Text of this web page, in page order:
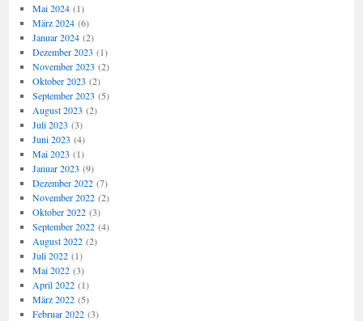
Mai 2024(1)
März 2024(6)
Januar 2024(2)
Dezember 2023 (1)
November 2023 (2)
Oktober 2023 (2)
September 2023 (5)
August 2023 (2)
Juli 2023 (3)
Juni 2023 (4)
Mai 2023 (1)
Januar 2023 (9)
Dezember 2022(7)
November 2022(2)
Oktober 2022(3)
September 2022(4)
August 2022(2)
Juli 2022(1)
Mai 2022(3)
April 2022(1)
März 2022(5)
Februar 2022(3)